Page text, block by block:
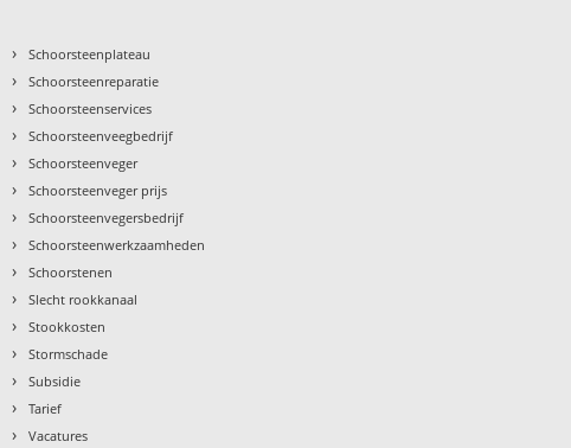
› Schoorsteenplateau
› Schoorsteenreparatie
› Schoorsteenservices
› Schoorsteenveegbedrijf
› Schoorsteenveger
› Schoorsteenveger prijs
› Schoorsteenvegersbedrijf
› Schoorsteenwerkzaamheden
› Schoorstenen
› Slecht rookkanaal
› Stookkosten
› Stormschade
› Subsidie
› Tarief
› Vacatures